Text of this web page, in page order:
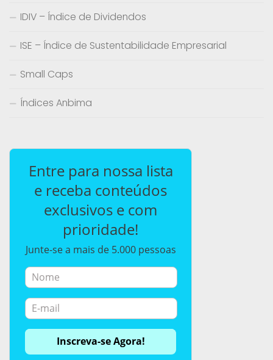
IDIV – Índice de Dividendos
ISE – Índice de Sustentabilidade Empresarial
Small Caps
Índices Anbima
Entre para nossa lista
e receba conteúdos
exclusivos e com
prioridade!
Junte-se a mais de 5.000 pessoas